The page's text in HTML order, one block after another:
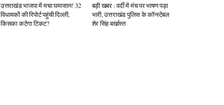
उत्तराखंड भाजपा में मचा घमासान! 32
विधायकों की रिपोर्ट पहुंची दिल्ली,
किसका कटेगा टिकट?
बड़ी खबर : वर्दी में मंच पर भाषण पड़ा
भारी, उत्तराखंड पुलिस के कॉन्स्टेबल
शेर सिंह बर्खास्त